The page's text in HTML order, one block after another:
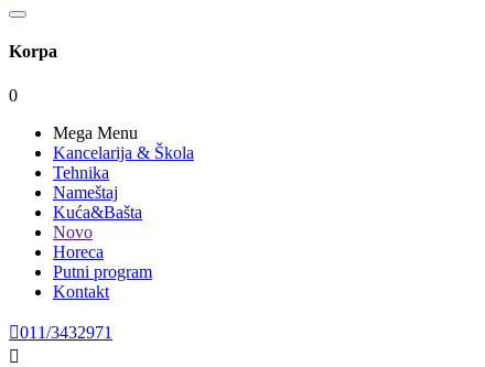
Korpa
0
Mega Menu
Kancelarija & Škola
Tehnika
Nameštaj
Kuća&Bašta
Novo
Horeca
Putni program
Kontakt
011/3432971
